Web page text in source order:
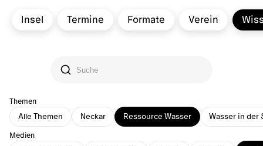
Insel Termine Formate Verein
Themen
Alle Themen Neckar Ressource Wasser Wasser in der
Medien